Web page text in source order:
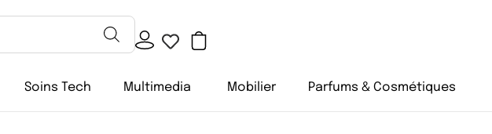
Soins Tech Multimedia Mobilier Parfums & Cosmétiques